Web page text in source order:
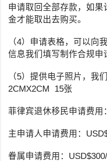
申请取回全部存款，如
金才能取出去购买。
（4）申请表格，可以向
信息我们填写制作合规申
（5）提供电子照片，我
2CMX2CM 15张
菲律宾退休移民申请费用：
主申请人申请费用：
眷属申请费用：